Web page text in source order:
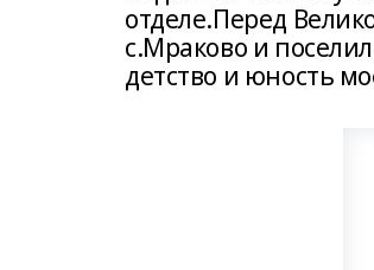
отделе.Перед
с.Мраково и
детство и юность